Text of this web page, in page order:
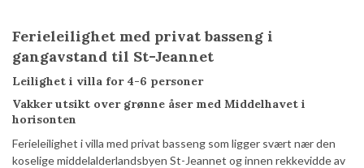
Consent Details About
Ferieleilighet med privat basseng i
gangavstand til St-Jeannet
Leilighet i villa for 4-6 personer
Vakker utsikt over grønne åser med Middelhavet i
horisonten
Ferieleilighet i villa med privat basseng som ligger svært nær den
koselige middelalderlandsbyen St-Jeannet og innen rekkevidde av